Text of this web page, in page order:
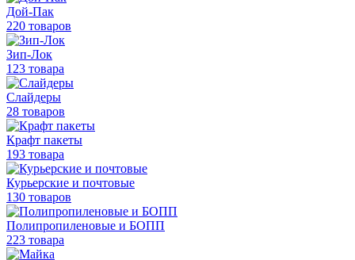
Дой-Пак
220 товаров
Зип-Лок
123 товара
Слайдеры
28 товаров
Крафт пакеты
193 товара
Курьерские и почтовые
130 товаров
Полипропиленовые и БОПП
223 товара